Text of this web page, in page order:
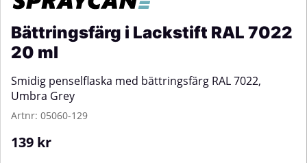
Bättringsfärg i Lackstift RAL 7022
20 ml
Smidig penselflaska med bättringsfärg RAL 7022,
Umbra Grey
Artnr: 05060-129
139 kr